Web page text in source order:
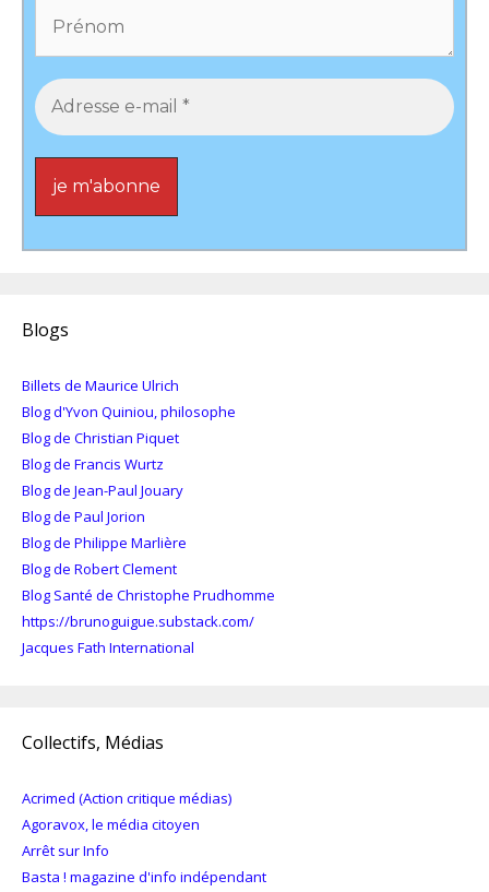
Blogs
Billets de Maurice Ulrich
Blog d'Yvon Quiniou, philosophe
Blog de Christian Piquet
Blog de Francis Wurtz
Blog de Jean-Paul Jouary
Blog de Paul Jorion
Blog de Philippe Marlière
Blog de Robert Clement
Blog Santé de Christophe Prudhomme
https://brunoguigue.substack.com/
Jacques Fath International
Collectifs, Médias
Acrimed (Action critique médias)
Agoravox, le média citoyen
Arrêt sur Info
Basta ! magazine d'info indépendant